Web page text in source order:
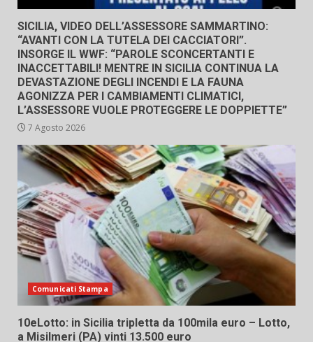
SICILIA, VIDEO DELL’ASSESSORE SAMMARTINO:
“AVANTI CON LA TUTELA DEI CACCIATORI”.
INSORGE IL WWF: “PAROLE SCONCERTANTI E
INACCETTABILI! MENTRE IN SICILIA CONTINUA LA
DEVASTAZIONE DEGLI INCENDI E LA FAUNA
AGONIZZA PER I CAMBIAMENTI CLIMATICI,
L’ASSESSORE VUOLE PROTEGGERE LE DOPPIETTE”
7 Agosto 2026
Comunicati Stampa
10eLotto: in Sicilia tripletta da 100mila euro – Lotto,
a Misilmeri (PA) vinti 13.500 euro